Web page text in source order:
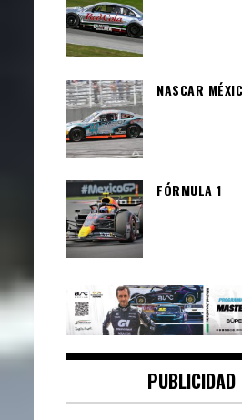
NASCAR
FÓRMULA 1
PUBLICIDAD